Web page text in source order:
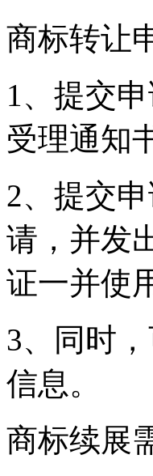
商标转让
1、提交
受理通知
2、提交
请，并发
证一并使
3、同时
信息。
商标续展